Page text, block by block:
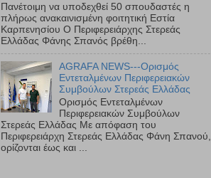
Πανέτοιμη να υποδεχθεί 50 σπουδαστές η
πλήρως ανακαινισμένη φοιτητική Εστία
Καρπενησίου Ο Περιφερειάρχης Στερεάς
Ελλάδας Φάνης Σπανός βρέθη...
AGRAFA NEWS---Ορισμός
Εντεταλμένων Περιφερειακών
Συμβούλων Στερεάς Ελλάδας
Ορισμός Εντεταλμένων
Περιφερειακών Συμβούλων
Στερεάς Ελλάδας Με απόφαση του
Περιφερειάρχη Στερεάς Ελλάδας Φάνη Σπανού,
ορίζονται έως και ...